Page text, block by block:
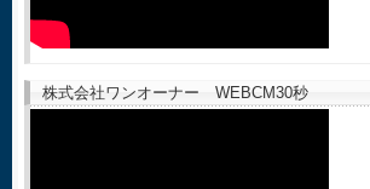
株式会社ワンオーナー WEBCM30秒